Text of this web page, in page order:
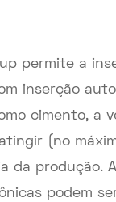
permite a
inserção
cimento, a
(no
produção.
podem